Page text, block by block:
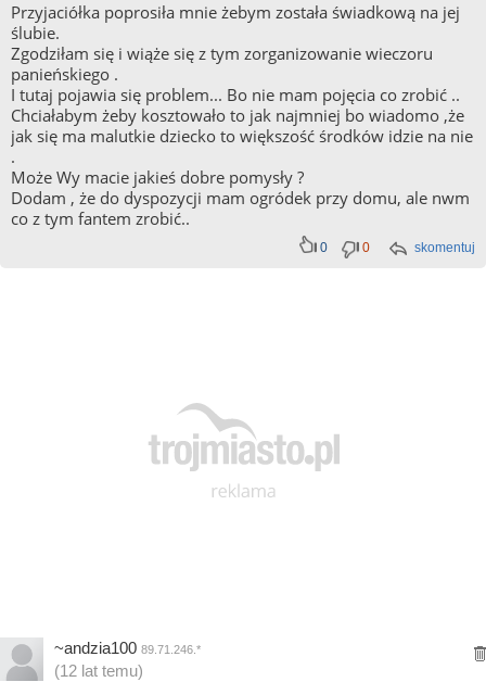
Przyjaciółka poprosiła mnie żebym została świadkową na jej
ślubie.
Zgodziłam się i wiąże się z tym zorganizowanie wieczoru
panieńskiego .
I tutaj pojawia się problem... Bo nie mam pojęcia co zrobić ..
Chciałabym żeby kosztowało to jak najmniej bo wiadomo ,że
jak się ma malutkie dziecko to większość środków idzie na nie
.
Może Wy macie jakieś dobre pomysły ?
Dodam , że do dyspozycji mam ogródek przy domu, ale nwm
co z tym fantem zrobić..
skomentuj
0 0
~andzia100 89.71.246.*
(12 lat temu)